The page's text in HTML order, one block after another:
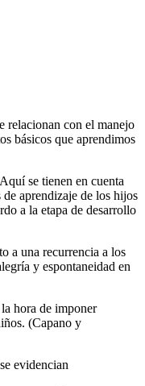
relacionan con el manejo
básicos que aprendimos
se tienen en cuenta
aprendizaje de los hijos
a la etapa de desarrollo
a una recurrencia a los
y espontaneidad en
hora de imponer
(Capano y
evidencian